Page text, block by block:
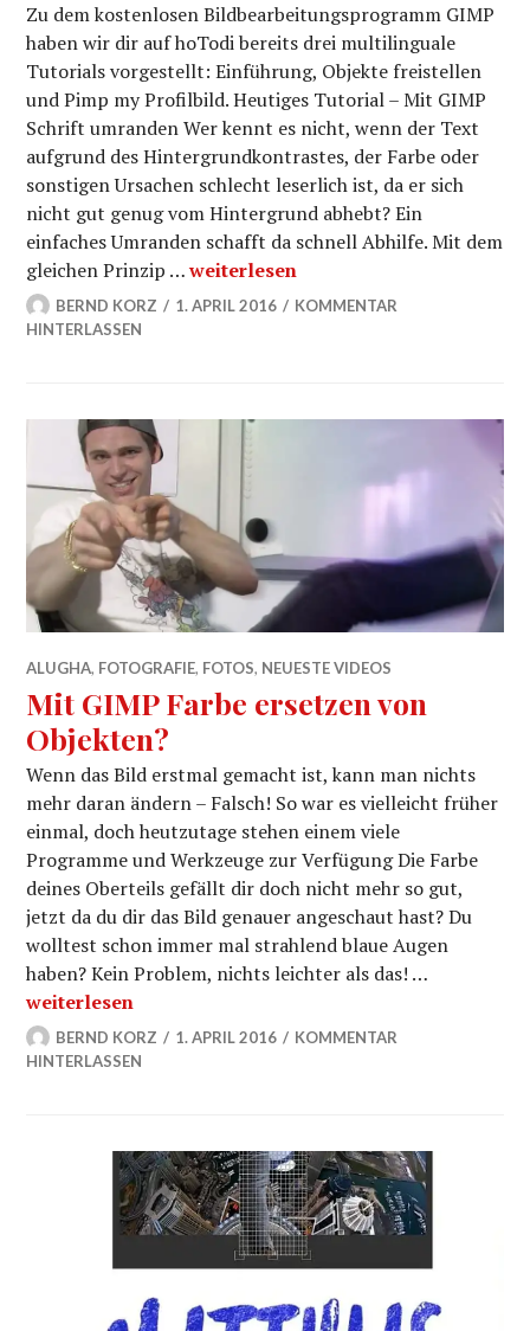
Zu dem kostenlosen Bildbearbeitungsprogramm GIMP
haben wir dir auf hoTodi bereits drei multilinguale
Tutorials vorgestellt: Einführung, Objekte freistellen
und Pimp my Profilbild. Heutiges Tutorial – Mit GIMP
Schrift umranden Wer kennt es nicht, wenn der Text
aufgrund des Hintergrundkontrastes, der Farbe oder
sonstigen Ursachen schlecht leserlich ist, da er sich
nicht gut genug vom Hintergrund abhebt? Ein
einfaches Umranden schafft da schnell Abhilfe. Mit dem
gleichen Prinzip …GIMP Schrift umranden und vom
weiterlesen
BERND KORZ 1. APRIL 2016
KOMMENTAR
HINTERLASSEN
ALUGHA, FOTOGRAFIE, FOTOS, NEUESTE VIDEOS
Mit GIMP Farbe ersetzen von
Objekten?
Wenn das Bild erstmal gemacht ist, kann man nichts
mehr daran ändern – Falsch! So war es vielleicht früher
einmal, doch heutzutage stehen einem viele
Programme und Werkzeuge zur Verfügung Die Farbe
deines Oberteils gefällt dir doch nicht mehr so gut,
jetzt da du dir das Bild genauer angeschaut hast? Du
wolltest schon immer mal strahlend blaue Augen
haben? Kein Problem, nichts leichter als das! …
Mit GIMP Farbe ersetzen von Objekten?
weiterlesen
BERND KORZ 1. APRIL 2016
KOMMENTAR
HINTERLASSEN